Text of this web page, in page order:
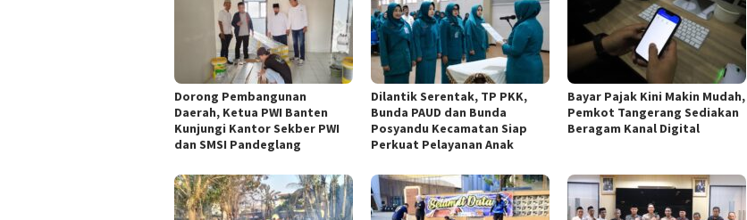
Dorong Pembangunan
Daerah, Ketua PWI Banten
Kunjungi Kantor Sekber PWI
dan SMSI Pandeglang
Dilantik Serentak, TP PKK,
Bunda PAUD dan Bunda
Posyandu Kecamatan Siap
Perkuat Pelayanan Anak
Bayar Pajak Kini Makin Mudah,
Pemkot Tangerang Sediakan
Beragam Kanal Digital